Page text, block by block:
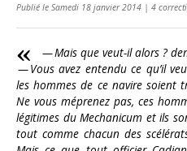
Publié le Samedi 18 janvier 2014 | 4
— Mais que veut-il alors ?
— Vous avez entendu ce qu’il
les hommes de ce navire soient
Ne vous méprenez pas, ces
légitimes du Mechanicum et ils
tout comme chacun des